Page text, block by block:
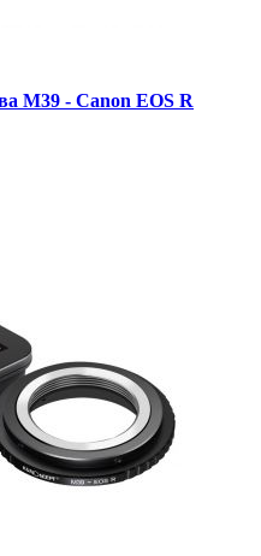
M39 - Canon EOS R